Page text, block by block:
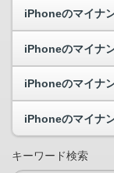
キーワード検索